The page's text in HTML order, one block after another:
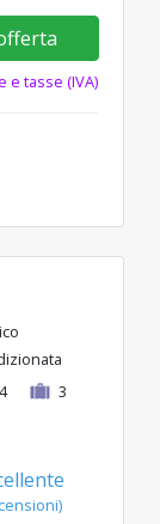
e tasse (IVA)
4 3